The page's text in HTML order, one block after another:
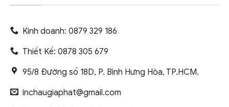
Kinh doanh: 0879 329 186
Thiết Kế: 0878 305 679
95/8 Đường số 18D, P. Bình Hưng Hòa, TP.HCM.
inchaugiaphat@gmail.com